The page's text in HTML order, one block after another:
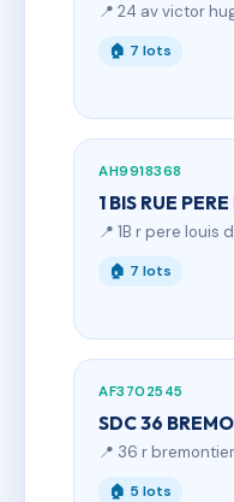
📍 24 av victor
🏠 7 lots
AH9918368
1 BIS RUE
📍 1B r pere
🏠 7 lots
AF3702545
SDC 36
📍 36 r
🏠 5 lots